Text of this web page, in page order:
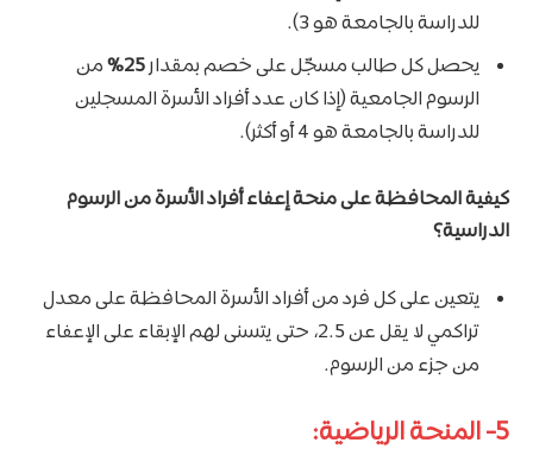
للدراسة بالجامعة هو 3).
يحصل كل طالب مسجّل على خصم بمقدار25%
من
الرسوم الجامعية (إذا كان عدد أفراد الأسرة المسجلين
للدراسة بالجامعة هو 4 أو أكثر).
كيفية المحافظة على منحة إعفاء أفراد الأسرة من الرسوم
الدراسية؟
يتعين على كل فرد من أفراد الأسرة المحافظة على معدل
تراكمي لا يقل عن 2.5، حتى يتسنى لهم الإبقاء على الإعفاء
من جزء من الرسوم.
5- المنحة الرياضية: